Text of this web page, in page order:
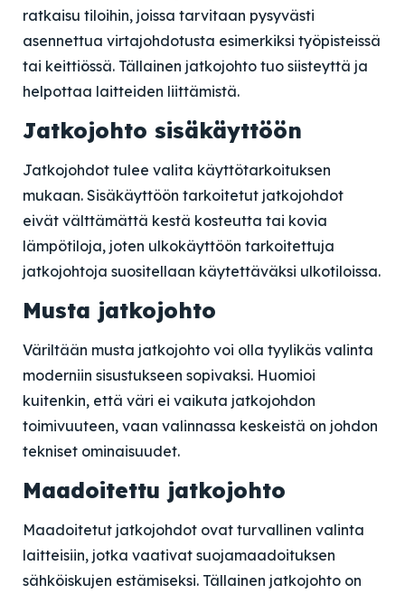
ratkaisu tiloihin, joissa tarvitaan pysyvästi
asennettua virtajohdotusta esimerkiksi työpisteissä
tai keittiössä. Tällainen jatkojohto tuo siisteyttä ja
helpottaa laitteiden liittämistä.
Jatkojohto sisäkäyttöön
Jatkojohdot tulee valita käyttötarkoituksen
mukaan. Sisäkäyttöön tarkoitetut jatkojohdot
eivät välttämättä kestä kosteutta tai kovia
lämpötiloja, joten ulkokäyttöön tarkoitettuja
jatkojohtoja suositellaan käytettäväksi ulkotiloissa.
Musta jatkojohto
Väriltään musta jatkojohto voi olla tyylikäs valinta
moderniin sisustukseen sopivaksi. Huomioi
kuitenkin, että väri ei vaikuta jatkojohdon
toimivuuteen, vaan valinnassa keskeistä on johdon
tekniset ominaisuudet.
Maadoitettu jatkojohto
Maadoitetut jatkojohdot ovat turvallinen valinta
laitteisiin, jotka vaativat suojamaadoituksen
sähköiskujen estämiseksi. Tällainen jatkojohto on